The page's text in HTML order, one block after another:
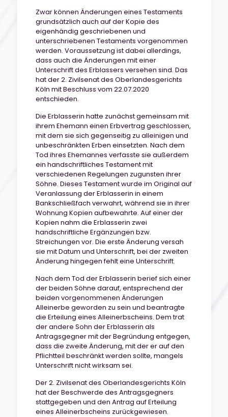
Zwar können Änderungen eines Testaments
grundsätzlich auch auf der Kopie des
eigenhändig geschriebenen und
unterschriebenen Testaments vorgenommen
werden. Voraussetzung ist dabei allerdings,
dass auch die Änderungen mit einer
Unterschrift des Erblassers versehen sind. Das
hat der 2. Zivilsenat des Oberlandesgerichts
Köln mit Beschluss vom 22.07.2020
entschieden.
Die Erblasserin hatte zunächst gemeinsam mit
ihrem Ehemann einen Erbvertrag geschlossen,
mit dem sie sich gegenseitig zu alleinigen und
unbeschränkten Erben einsetzten. Nach dem
Tod ihres Ehemannes verfasste sie außerdem
ein handschriftliches Testament mit
verschiedenen Regelungen zugunsten ihrer
Söhne. Dieses Testament wurde im Original auf
Veranlassung der Erblasserin in einem
Bankschließfach verwahrt, während sie in ihrer
Wohnung Kopien aufbewahrte. Auf einer der
Kopien nahm die Erblasserin zwei
handschriftliche Ergänzungen bzw.
Streichungen vor. Die erste Änderung versah
sie mit Datum und Unterschrift, bei der zweiten
Änderung hingegen fehlt eine Unterschrift.
Nach dem Tod der Erblasserin berief sich einer
der beiden Söhne darauf, entsprechend der
beiden vorgenommenen Änderungen
Alleinerbe geworden zu sein und beantragte
die Erteilung eines Alleinerbscheins. Dem trat
der andere Sohn der Erblasserin als
Antragsgegner mit der Begründung entgegen,
dass die zweite Änderung, mit der er auf den
Pflichtteil beschränkt werden sollte, mangels
Unterschrift nicht wirksam sei.
Der 2. Zivilsenat des Oberlandesgerichts Köln
hat der Beschwerde des Antragsgegners
stattgegeben und den Antrag auf Erteilung
eines Alleinerbscheins zurückgewiesen.